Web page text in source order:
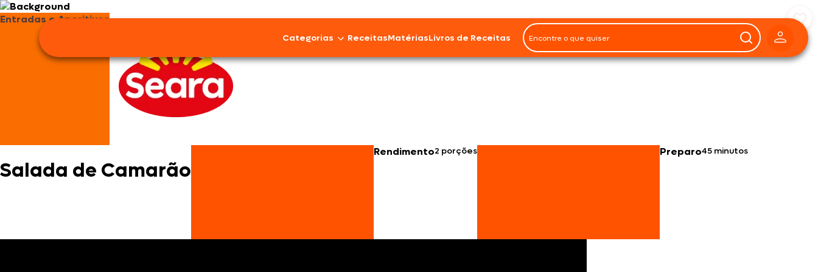
Categorias ReceitasMatériasLivros de Receitas
Entradas e Aperitivos
Salada de Camarão
Rendimento2 porções Preparo45 minutos